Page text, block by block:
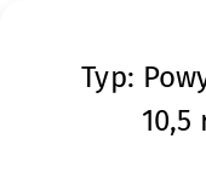
Typ:
10,5